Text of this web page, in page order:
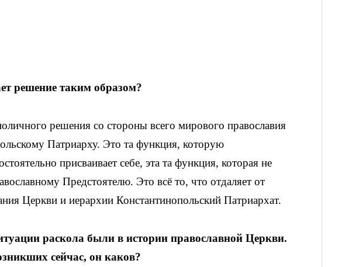
решение таким образом?
решения со стороны всего мирового православия
Патриарху. Это та функция, которую
присваивает себе, эта та функция, которая не
Предстоятелю. Это всё то, что отдаляет от
Церкви и иерархии Константинопольский Патриархат.
раскола были в истории православной Церкви.
сейчас, он каков?